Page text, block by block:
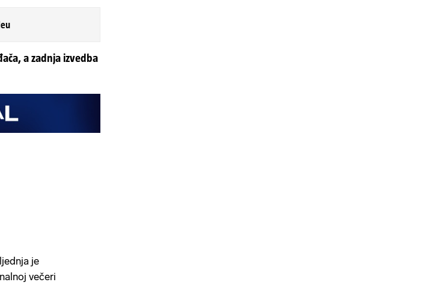
a zadnja izvedba
je
večeri